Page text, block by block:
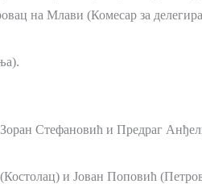
на Млави (Комесар за
Зоран Стефановић и Предраг
и Јован Поповић